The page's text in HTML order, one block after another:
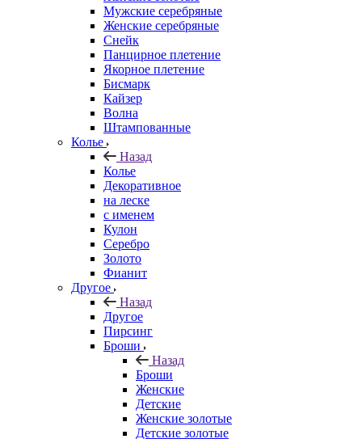
Мужские серебряные
Женские серебряные
Снейк
Панцирное плетение
Якорное плетение
Бисмарк
Кайзер
Волна
Штампованные
Колье
Назад
Колье
Декоративное
на леске
с именем
Кулон
Серебро
Золото
Фианит
Другое
Назад
Другое
Пирсинг
Броши
Назад
Броши
Женские
Детские
Женские золотые
Детские золотые